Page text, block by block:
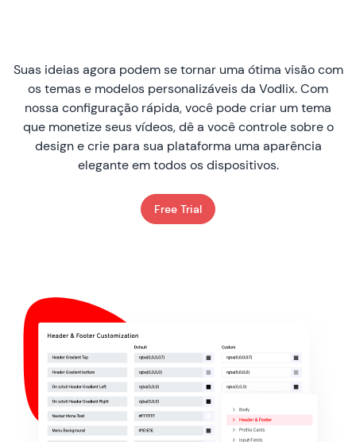
Suas ideias agora podem se tornar uma ótima visão com
os temas e modelos personalizáveis da Vodlix. Com
nossa configuração rápida, você pode criar um tema
que monetize seus vídeos, dê a você controle sobre o
design e crie para sua plataforma uma aparência
elegante em todos os dispositivos.
Free Trial